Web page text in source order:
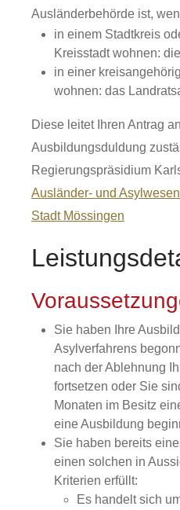
Ausländerbehörde ist,
in einem Stadtkreis
Kreisstadt wohnen:
in einer
wohnen: das
Diese leitet Ihren Antrag
Ausbildungsduldung
Regierungspräsidium
Ausländer- und
Stadt Mössingen
Sie haben Ihre
Asylverfahrens
nach der Ablehnung
fortsetzen oder Sie
Monaten im Besitz
eine Ausbildung
Sie haben bereits
einen solchen in
Kriterien erfüllt:
Es handelt sich